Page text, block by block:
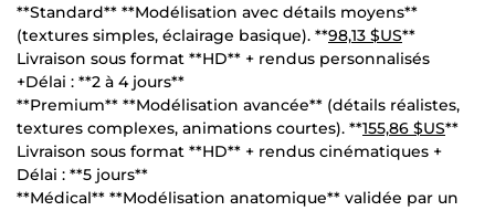
**Standard** **Modélisation avec détails moyens**
(textures simples, éclairage basique). **98,13 $US**
Livraison sous format **HD** + rendus personnalisés
+Délai : **2 à 4 jours**
**Premium** **Modélisation avancée** (détails réalistes,
textures complexes, animations courtes). **155,86 $US**
Livraison sous format **HD** + rendus cinématiques +
Délai : **5 jours**
**Médical** **Modélisation anatomique** validée par un